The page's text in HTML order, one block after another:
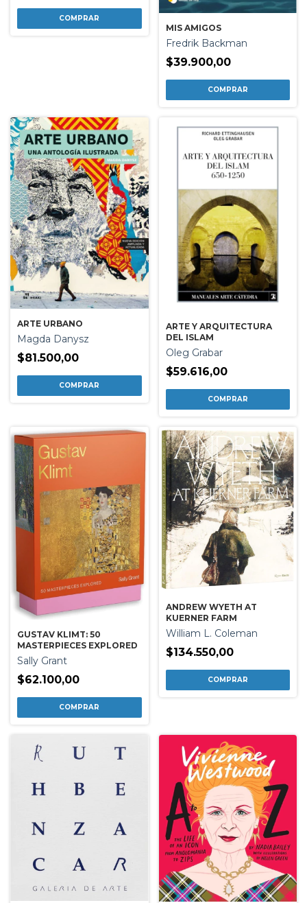
MIS AMIGOS
Fredrik Backman
$39.900,00
ARTE URBANO
Magda Danysz
$81.500,00
ARTE Y ARQUITECTURA
DEL ISLAM
Oleg Grabar
$59.616,00
GUSTAV KLIMT: 50
MASTERPIECES EXPLORED
Sally Grant
$62.100,00
ANDREW WYETH AT
KUERNER FARM
William L. Coleman
$134.550,00